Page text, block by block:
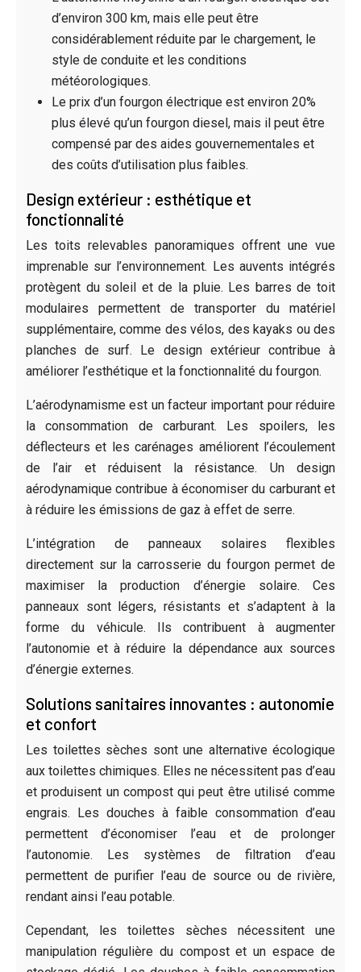
d’environ 300 km, mais elle peut être
considérablement réduite par le chargement, le
style de conduite et les conditions
météorologiques.
Le prix d’un fourgon électrique est environ 20%
plus élevé qu’un fourgon diesel, mais il peut être
compensé par des aides gouvernementales et
des coûts d’utilisation plus faibles.
Design extérieur : esthétique et
fonctionnalité
Les toits relevables panoramiques offrent une vue
imprenable sur l’environnement. Les auvents intégrés
protègent du soleil et de la pluie. Les barres de toit
modulaires permettent de transporter du matériel
supplémentaire, comme des vélos, des kayaks ou des
planches de surf. Le design extérieur contribue à
améliorer l’esthétique et la fonctionnalité du fourgon.
L’aérodynamisme est un facteur important pour réduire
la consommation de carburant. Les spoilers, les
déflecteurs et les carénages améliorent l’écoulement
de l’air et réduisent la résistance. Un design
aérodynamique contribue à économiser du carburant et
à réduire les émissions de gaz à effet de serre.
L’intégration de panneaux solaires flexibles
directement sur la carrosserie du fourgon permet de
maximiser la production d’énergie solaire. Ces
panneaux sont légers, résistants et s’adaptent à la
forme du véhicule. Ils contribuent à augmenter
l’autonomie et à réduire la dépendance aux sources
d’énergie externes.
Solutions sanitaires innovantes : autonomie
et confort
Les toilettes sèches sont une alternative écologique
aux toilettes chimiques. Elles ne nécessitent pas d’eau
et produisent un compost qui peut être utilisé comme
engrais. Les douches à faible consommation d’eau
permettent d’économiser l’eau et de prolonger
l’autonomie. Les systèmes de filtration d’eau
permettent de purifier l’eau de source ou de rivière,
rendant ainsi l’eau potable.
Cependant, les toilettes sèches nécessitent une
manipulation régulière du compost et un espace de